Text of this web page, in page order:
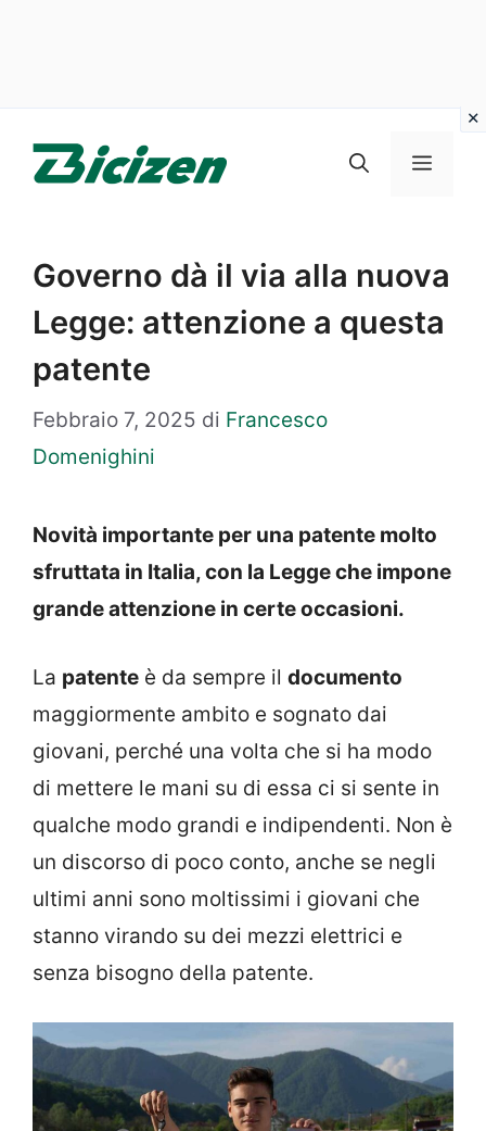
Menu
Governo dà il via alla nuova
Legge: attenzione a questa
patente
Febbraio 7, 2025 di Francesco
Domenighini
Novità importante per una patente molto
sfruttata in Italia, con la Legge che impone
grande attenzione in certe occasioni.
La patente è da sempre il documento
maggiormente ambito e sognato dai
giovani, perché una volta che si ha modo
di mettere le mani su di essa ci si sente in
qualche modo grandi e indipendenti. Non è
un discorso di poco conto, anche se negli
ultimi anni sono moltissimi i giovani che
stanno virando su dei mezzi elettrici e
senza bisogno della patente.